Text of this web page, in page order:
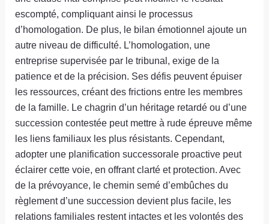
escompté, compliquant ainsi le processus
d’homologation. De plus, le bilan émotionnel ajoute un
autre niveau de difficulté. L’homologation, une
entreprise supervisée par le tribunal, exige de la
patience et de la précision. Ses défis peuvent épuiser
les ressources, créant des frictions entre les membres
de la famille. Le chagrin d’un héritage retardé ou d’une
succession contestée peut mettre à rude épreuve même
les liens familiaux les plus résistants. Cependant,
adopter une planification successorale proactive peut
éclairer cette voie, en offrant clarté et protection. Avec
de la prévoyance, le chemin semé d’embûches du
règlement d’une succession devient plus facile, les
relations familiales restent intactes et les volontés des